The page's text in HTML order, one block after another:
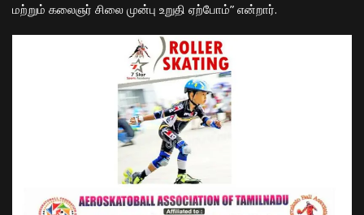
மற்றும் கலைஞர் சிலை முன்பு உறுதி ஏற்போம்” என்றார்.